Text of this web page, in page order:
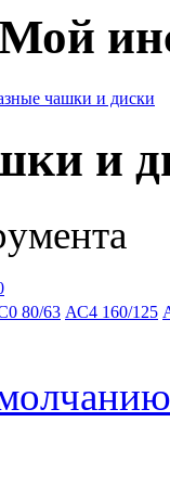
чашки и диски
и
80/63 АС4 160/125